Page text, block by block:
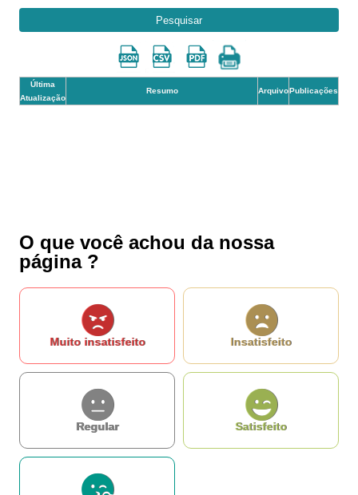
Pesquisar
Última
Atualização
Resumo ArquivoPublicações
O que você achou da nossa
página ?
Muito insatisfeito Insatisfeito
Regular Satisfeito